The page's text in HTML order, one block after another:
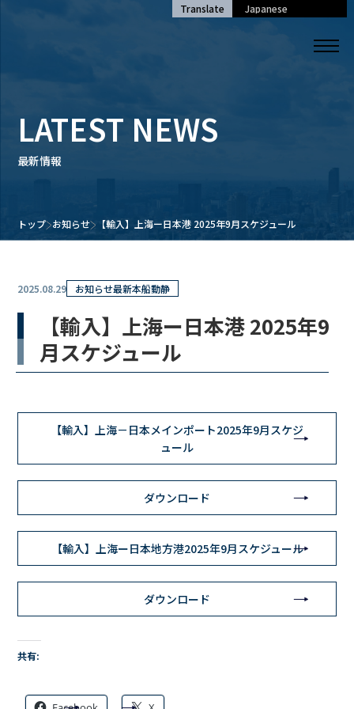
Translate
LATEST NEWS
最新情報
トップ お知らせ 【輸入】上海ー日本港 2025年9月スケジュール
2025.08.29 お知らせ最新本船動静
【輸入】上海ー日本港 2025年9
月スケジュール
【輸入】上海－日本メインポート2025年9月スケジ
ュール
ダウンロード
【輸入】上海ー日本地方港2025年9月スケジュール
ダウンロード
共有: